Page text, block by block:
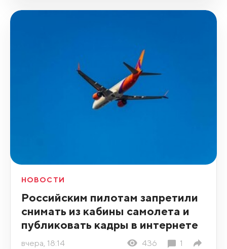
НОВОСТИ
Российским пилотам запретили
снимать из кабины самолета и
публиковать кадры в интернете
вчера, 18:14 436 1